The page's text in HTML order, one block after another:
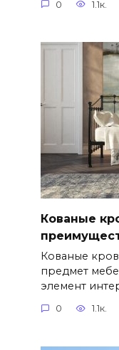
0 1.1к.
Кованые
Кованые
предмет
элемент
0 1.1к.